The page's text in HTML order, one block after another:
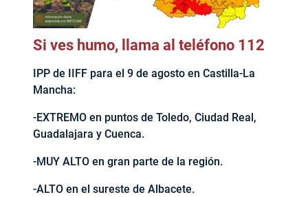
Si ves humo, llama al teléfono 112
IPP de IIFF para el 9 de agosto en Castilla-La
Mancha:
-EXTREMO en puntos de Toledo, Ciudad Real,
Guadalajara y Cuenca.
-MUY ALTO en gran parte de la región.
-ALTO en el sureste de Albacete.